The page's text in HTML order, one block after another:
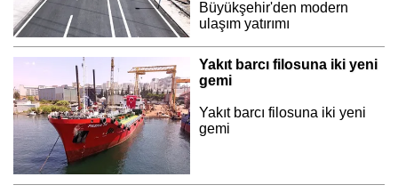
Büyükşehir'den modern
ulaşım yatırımı
Yakıt barcı filosuna iki yeni
gemi
Yakıt barcı filosuna iki yeni
gemi